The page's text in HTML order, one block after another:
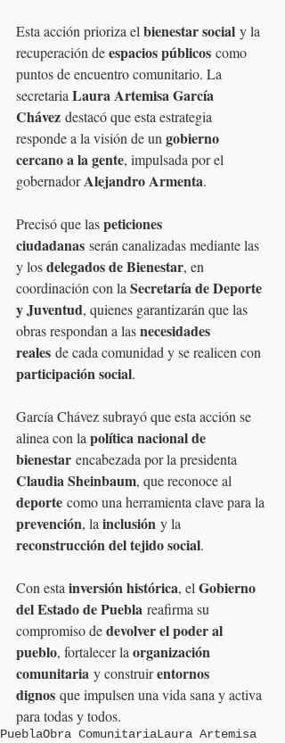
Esta acción prioriza el bienestar social y la
recuperación de espacios públicos como
puntos de encuentro comunitario. La
secretaria Laura Artemisa García
Chávez destacó que esta estrategia
responde a la visión de un gobierno
cercano a la gente, impulsada por el
gobernador Alejandro Armenta.
Precisó que las peticiones
ciudadanas serán canalizadas mediante las
y los delegados de Bienestar, en
coordinación con la Secretaría de Deporte
y Juventud, quienes garantizarán que las
obras respondan a las necesidades
reales de cada comunidad y se realicen con
participación social.
García Chávez subrayó que esta acción se
alinea con la política nacional de
bienestar encabezada por la presidenta
Claudia Sheinbaum, que reconoce al
deporte como una herramienta clave para la
prevención, la inclusión y la
reconstrucción del tejido social.
Con esta inversión histórica, el Gobierno
del Estado de Puebla reafirma su
compromiso de devolver el poder al
pueblo, fortalecer la organización
comunitaria y construir entornos
dignos que impulsen una vida sana y activa
para todas y todos.
PueblaObra ComunitariaLaura Artemisa